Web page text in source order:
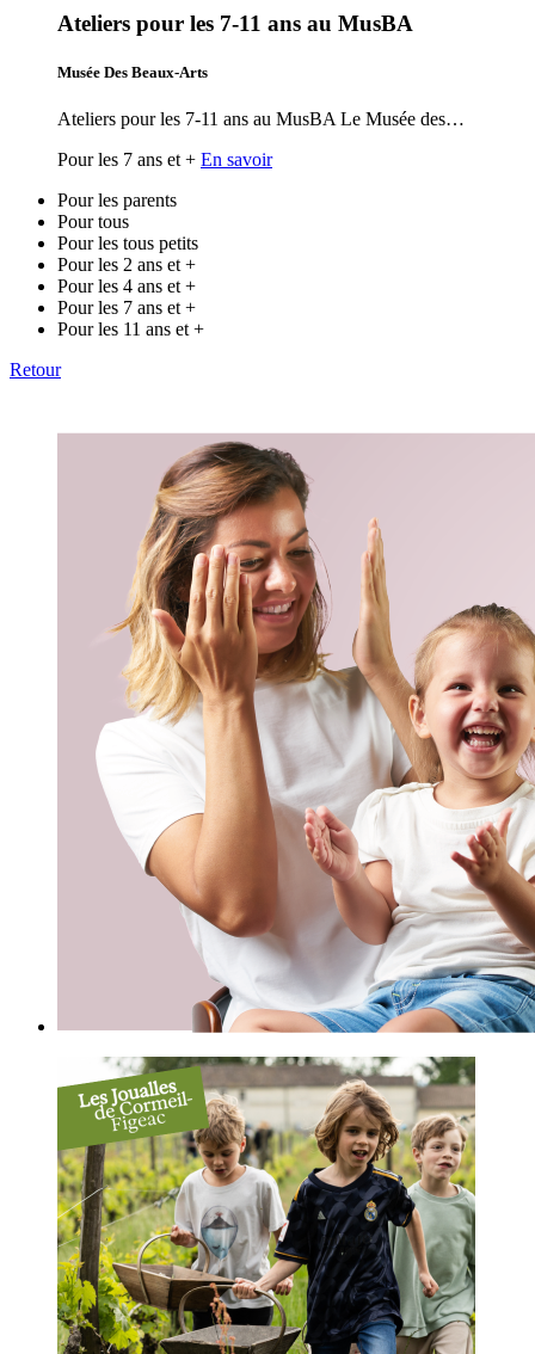
Ateliers pour les 7-11 ans au MusBA
Musée Des Beaux-Arts
Ateliers pour les 7-11 ans au MusBA Le Musée des…
Pour les 7 ans et + En savoir
Pour les parents
Pour tous
Pour les tous petits
Pour les 2 ans et +
Pour les 4 ans et +
Pour les 7 ans et +
Pour les 11 ans et +
Retour